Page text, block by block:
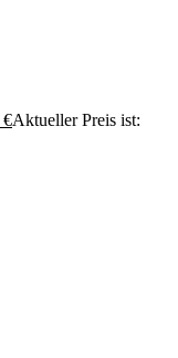
€Aktueller Preis ist: